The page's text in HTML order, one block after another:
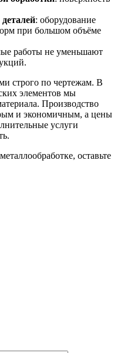
: оборудование
при большом объёме
работы не уменьшают
строго по чертежам. В
элементов мы
Производство
и экономичным, а цены
услуги
оставьте